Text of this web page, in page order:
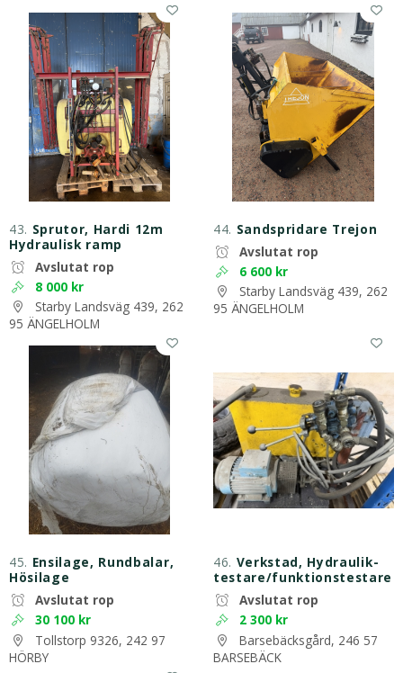
43. Sprutor, Hardi 12m
Hydraulisk ramp
Avslutat rop
8 000 kr
Starby Landsväg 439, 262
95 ÄNGELHOLM
44. Sandspridare Trejon
Avslutat rop
6 600 kr
Starby Landsväg 439, 262
95 ÄNGELHOLM
45. Ensilage, Rundbalar,
Hösilage
Avslutat rop
30 100 kr
Tollstorp 9326, 242 97
HÖRBY
46. Verkstad, Hydraulik-
testare/funktionstestare
Avslutat rop
2 300 kr
Barsebäcksgård, 246 57
BARSEBÄCK